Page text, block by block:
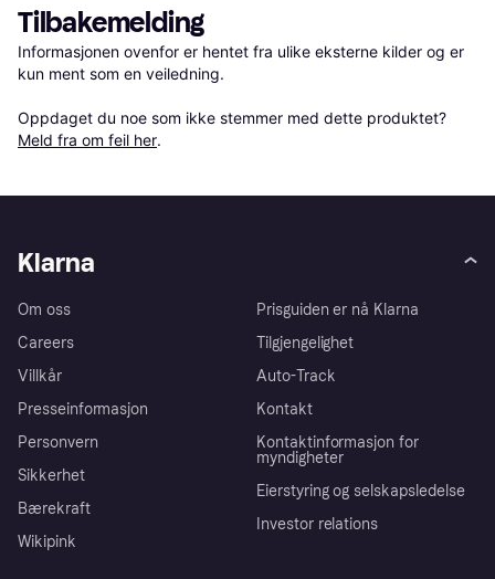
Tilbakemelding
Informasjonen ovenfor er hentet fra ulike eksterne kilder og er
kun ment som en veiledning.
Oppdaget du noe som ikke stemmer med dette produktet?
Meld fra om feil her.
Klarna
Om oss
Careers
Villkår
Presseinformasjon
Personvern
Sikkerhet
Bærekraft
Wikipink
Prisguiden er nå Klarna
Tilgjengelighet
Auto-Track
Kontakt
Kontaktinformasjon for
myndigheter
Eierstyring og selskapsledelse
Investor relations